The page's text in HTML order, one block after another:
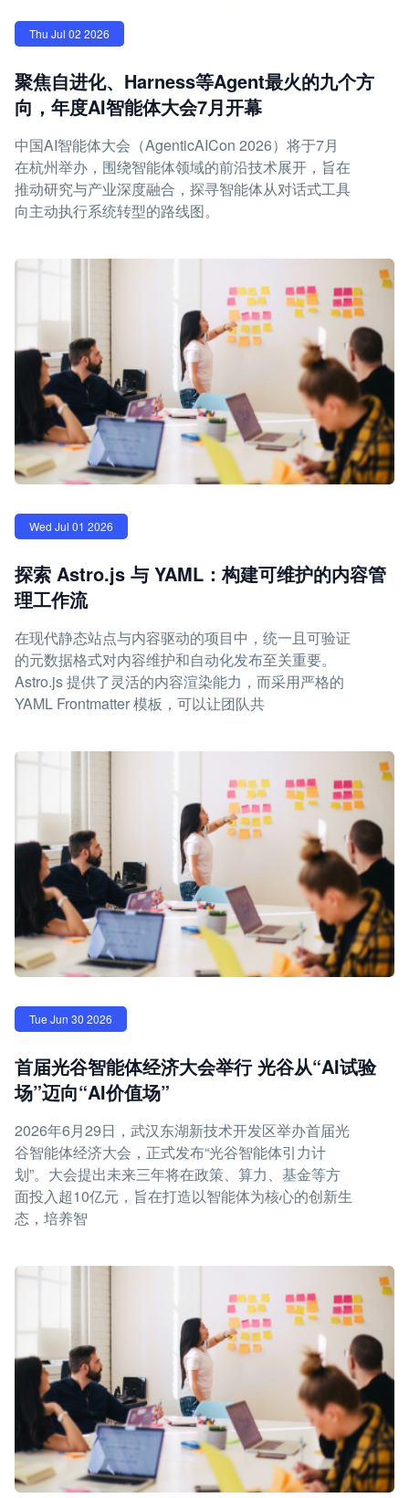
Thu Jul 02 2026
聚焦自进化、Harness等Agent最火的九个方
向，年度AI智能体大会7月开幕
中国AI智能体大会（AgenticAICon 2026）将于7月
在杭州举办，围绕智能体领域的前沿技术展开，旨在
推动研究与产业深度融合，探寻智能体从对话式工具
向主动执行系统转型的路线图。
Wed Jul 01 2026
探索 Astro.js 与 YAML：构建可维护的内容管
理工作流
在现代静态站点与内容驱动的项目中，统一且可验证
的元数据格式对内容维护和自动化发布至关重要。
Astro.js 提供了灵活的内容渲染能力，而采用严格的
YAML Frontmatter 模板，可以让团队共
Tue Jun 30 2026
首届光谷智能体经济大会举行 光谷从“AI试验
场”迈向“AI价值场”
2026年6月29日，武汉东湖新技术开发区举办首届光
谷智能体经济大会，正式发布“光谷智能体引力计
划”。大会提出未来三年将在政策、算力、基金等方
面投入超10亿元，旨在打造以智能体为核心的创新生
态，培养智